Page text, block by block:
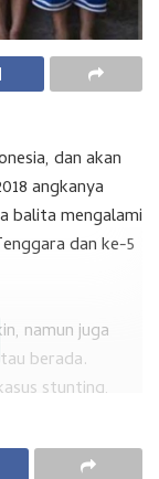
dan akan
angkanya
balita mengalami
dan ke-5
namun juga
berada.
stunting,
kompleks.